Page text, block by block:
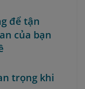
để tận
của bạn
trọng khi